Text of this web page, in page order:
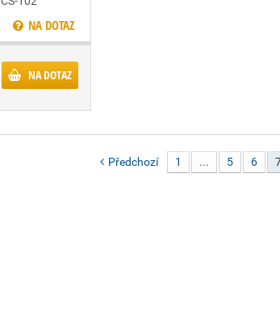
NA DOTAZ
NA DOTAZ
Předchozí 1 ... 5 6